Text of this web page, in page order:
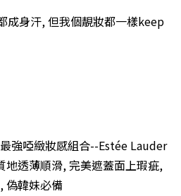
成身汗, 但我個靚妝都一樣keep
強啞緻妝感組合--Estée Lauder
透薄順滑, 完美遮蓋面上瑕疵,
偽韓妹必備